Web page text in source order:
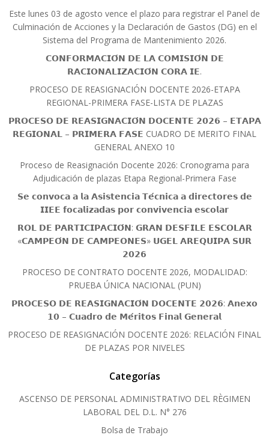
Este lunes 03 de agosto vence el plazo para registrar el Panel de
Culminación de Acciones y la Declaración de Gastos (DG) en el
Sistema del Programa de Mantenimiento 2026.
𝗖𝗢𝗡𝗙𝗢𝗥𝗠𝗔𝗖𝗜𝗢́𝗡 𝗗𝗘 𝗟𝗔 𝗖𝗢𝗠𝗜𝗦𝗜𝗢́𝗡 𝗗𝗘
𝗥𝗔𝗖𝗜𝗢𝗡𝗔𝗟𝗜𝗭𝗔𝗖𝗜𝗢́𝗡 𝗖𝗢𝗥𝗔 𝗜𝗘.
PROCESO DE REASIGNACIÓN DOCENTE 2026-ETAPA
REGIONAL-PRIMERA FASE-LISTA DE PLAZAS
𝗣𝗥𝗢𝗖𝗘𝗦𝗢 𝗗𝗘 𝗥𝗘𝗔𝗦𝗜𝗚𝗡𝗔𝗖𝗜𝗢́𝗡 𝗗𝗢𝗖𝗘𝗡𝗧𝗘 𝟮𝟬𝟮𝟲 – 𝗘𝗧𝗔𝗣𝗔
𝗥𝗘𝗚𝗜𝗢𝗡𝗔𝗟 – 𝗣𝗥𝗜𝗠𝗘𝗥𝗔 𝗙𝗔𝗦𝗘 CUADRO DE MERITO FINAL
GENERAL ANEXO 10
Proceso de Reasignación Docente 2026: Cronograma para
Adjudicación de plazas Etapa Regional-Primera Fase
𝗦𝗲 𝗰𝗼𝗻𝘃𝗼𝗰𝗮 𝗮 𝗹𝗮 𝗔𝘀𝗶𝘀𝘁𝗲𝗻𝗰𝗶𝗮 𝗧𝗲́𝗰𝗻𝗶𝗰𝗮 𝗮 𝗱𝗶𝗿𝗲𝗰𝘁𝗼𝗿𝗲𝘀 𝗱𝗲
𝗜𝗜𝗘𝗘 𝗳𝗼𝗰𝗮𝗹𝗶𝘇𝗮𝗱𝗮𝘀 𝗽𝗼𝗿 𝗰𝗼𝗻𝘃𝗶𝘃𝗲𝗻𝗰𝗶𝗮 𝗲𝘀𝗰𝗼𝗹𝗮𝗿
𝗥𝗢𝗟 𝗗𝗘 𝗣𝗔𝗥𝗧𝗜𝗖𝗜𝗣𝗔𝗖𝗜𝗢́𝗡: 𝗚𝗥𝗔𝗡 𝗗𝗘𝗦𝗙𝗜𝗟𝗘 𝗘𝗦𝗖𝗢𝗟𝗔𝗥
«𝗖𝗔𝗠𝗣𝗘𝗢́𝗡 𝗗𝗘 𝗖𝗔𝗠𝗣𝗘𝗢𝗡𝗘𝗦» 𝗨𝗚𝗘𝗟 𝗔𝗥𝗘𝗤𝗨𝗜𝗣𝗔 𝗦𝗨𝗥
𝟮𝟬𝟮𝟲
PROCESO DE CONTRATO DOCENTE 2026, MODALIDAD:
PRUEBA ÚNICA NACIONAL (PUN)
𝗣𝗥𝗢𝗖𝗘𝗦𝗢 𝗗𝗘 𝗥𝗘𝗔𝗦𝗜𝗚𝗡𝗔𝗖𝗜𝗢́𝗡 𝗗𝗢𝗖𝗘𝗡𝗧𝗘 𝟮𝟬𝟮𝟲: 𝗔𝗻𝗲𝘅𝗼
𝟭𝟬 – 𝗖𝘂𝗮𝗱𝗿𝗼 𝗱𝗲 𝗠𝗲́𝗿𝗶𝘁𝗼𝘀 𝗙𝗶𝗻𝗮𝗹 𝗚𝗲𝗻𝗲𝗿𝗮𝗹
PROCESO DE REASIGNACIÓN DOCENTE 2026: RELACIÓN FINAL
DE PLAZAS POR NIVELES
Categorías
ASCENSO DE PERSONAL ADMINISTRATIVO DEL RÈGIMEN
LABORAL DEL D.L. N° 276
Bolsa de Trabajo